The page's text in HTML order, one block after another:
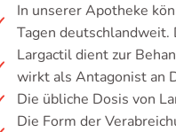
In unserer Apotheke
Tagen deutschlandweit.
Largactil dient zur
wirkt als Antagonist an
Die übliche Dosis von
Die Form der